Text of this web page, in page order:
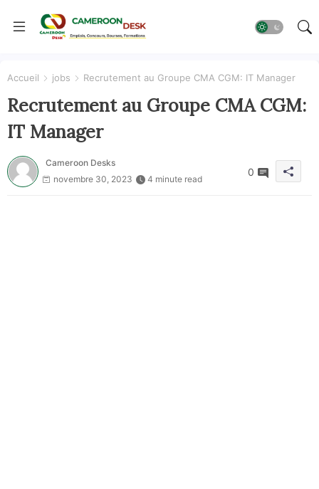
Accueil jobs Recrutement au Groupe CMA CGM: IT Manager
Recrutement au Groupe CMA CGM:
IT Manager
Cameroon Desks
novembre 30, 2023
4 minute read
0